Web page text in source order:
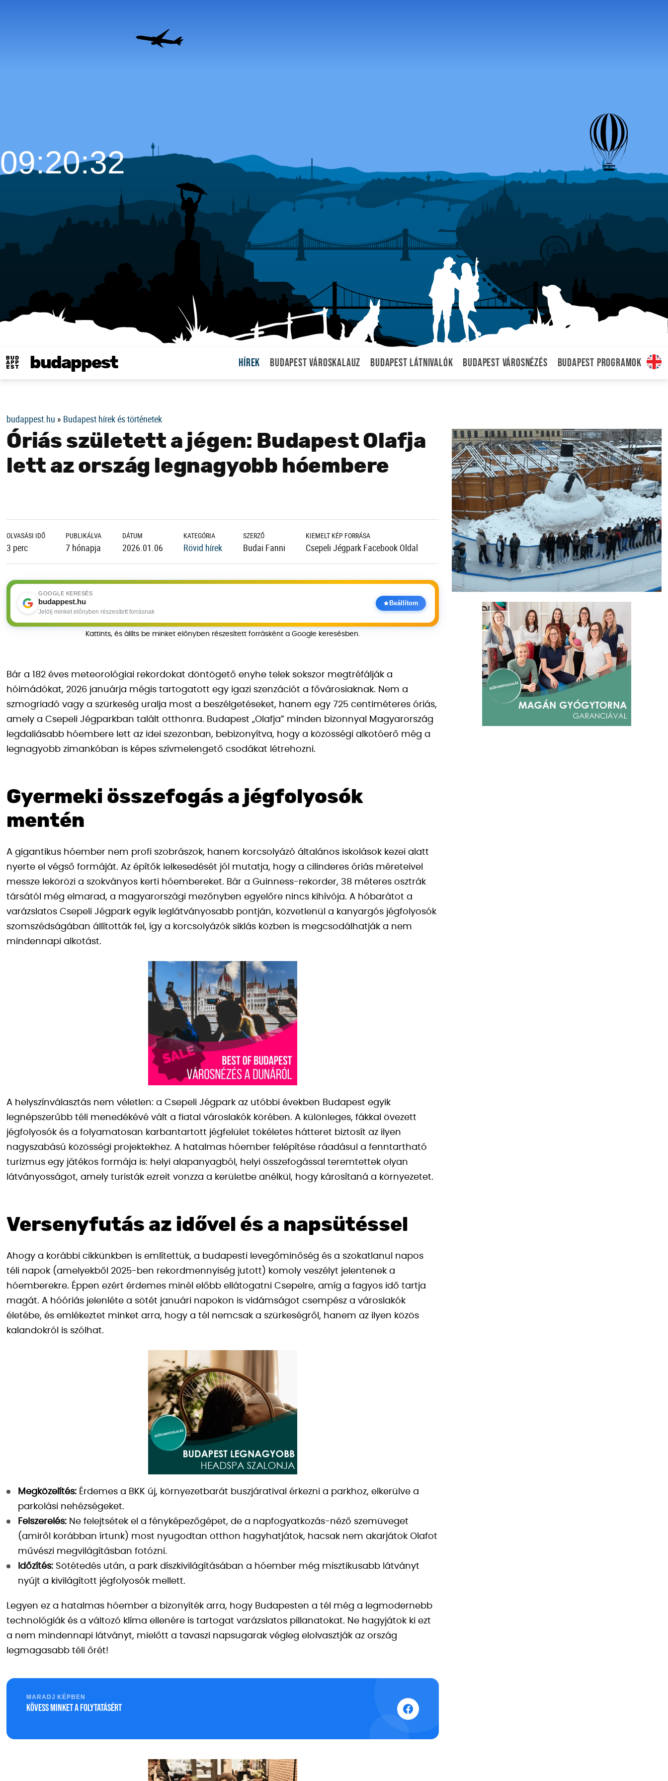
budappest Hírek Budapest városkalauz Budapest látnivalók Budapest városnézés Budapest programok
09:20:33
budappest.hu » Budapest hírek és történetek
Óriás született a jégen: Budapest Olafja
lett az ország legnagyobb hóembere
OLVASÁSI IDŐ
3 perc
PUBLIKÁLVA
7 hónapja
DÁTUM
2026.01.06
KATEGÓRIA
Rövid hírek
SZERZŐ
Budai Fanni
KIEMELT KÉP FORRÁSA
Csepeli Jégpark Facebook Oldal
GOOGLE KERESÉS
budappest.hu
Jelölj minket előnyben részesített forrásnak
Beállítom
Kattints, és állíts be minket előnyben részesített forrásként a Google keresésben.
Bár a 182 éves meteorológiai rekordokat döntögető enyhe telek sokszor megtréfálják a
hóimádókat, 2026 januárja mégis tartogatott egy igazi szenzációt a fővárosiaknak. Nem a
szmogriadó vagy a szürkeség uralja most a beszélgetéseket, hanem egy 725 centiméteres óriás,
amely a Csepeli Jégparkban talált otthonra. Budapest „Olafja” minden bizonnyal Magyarország
legdaliásabb hóembere lett az idei szezonban, bebizonyítva, hogy a közösségi alkotóerő még a
legnagyobb zimankóban is képes szívmelengető csodákat létrehozni.
Gyermeki összefogás a jégfolyosók
mentén
A gigantikus hóember nem profi szobrászok, hanem korcsolyázó általános iskolások kezei alatt
nyerte el végső formáját. Az építők lelkesedését jól mutatja, hogy a cilinderes óriás méreteivel
messze lekörözi a szokványos kerti hóembereket. Bár a Guinness-rekorder, 38 méteres osztrák
társától még elmarad, a magyarországi mezőnyben egyelőre nincs kihívója. A hóbarátot a
varázslatos Csepeli Jégpark egyik leglátványosabb pontján, közvetlenül a kanyargós jégfolyosók
szomszédságában állították fel, így a korcsolyázók siklás közben is megcsodálhatják a nem
mindennapi alkotást.
A helyszínválasztás nem véletlen: a Csepeli Jégpark az utóbbi években Budapest egyik
legnépszerűbb téli menedékévé vált a fiatal városlakók körében. A különleges, fákkal övezett
jégfolyosók és a folyamatosan karbantartott jégfelület tökéletes hátteret biztosít az ilyen
nagyszabású közösségi projektekhez. A hatalmas hóember felépítése ráadásul a fenntartható
turizmus egy játékos formája is: helyi alapanyagból, helyi összefogással teremtettek olyan
látványosságot, amely turisták ezreit vonzza a kerületbe anélkül, hogy károsítaná a környezetet.
Versenyfutás az idővel és a napsütéssel
Ahogy a korábbi cikkünkben is említettük, a budapesti levegőminőség és a szokatlanul napos
téli napok (amelyekből 2025-ben rekordmennyiség jutott) komoly veszélyt jelentenek a
hóemberekre. Éppen ezért érdemes minél előbb ellátogatni Csepelre, amíg a fagyos idő tartja
magát. A hóóriás jelenléte a sötét januári napokon is vidámságot csempész a városlakók
életébe, és emlékeztet minket arra, hogy a tél nemcsak a szürkeségről, hanem az ilyen közös
kalandokról is szólhat.
Megközelítés: Érdemes a BKK új, környezetbarát buszjáratival érkezni a parkhoz, elkerülve a
parkolási nehézségeket.
Felszerelés: Ne felejtsétek el a fényképezőgépet, de a napfogyatkozás-néző szemüveget
(amiről korábban írtunk) most nyugodtan otthon hagyhatjátok, hacsak nem akarjátok Olafot
művészi megvilágításban fotózni.
Időzítés: Sötétedés után, a park díszkivilágításában a hóember még misztikusabb látványt
nyújt a kivilágított jégfolyosók mellett.
Legyen ez a hatalmas hóember a bizonyíték arra, hogy Budapesten a tél még a legmodernebb
technológiák és a változó klíma ellenére is tartogat varázslatos pillanatokat. Ne hagyjátok ki ezt
a nem mindennapi látványt, mielőtt a tavaszi napsugarak végleg elolvasztják az ország
legmagasabb téli őrét!
MARADJ KÉPBEN
Kövess minket a folytatásért